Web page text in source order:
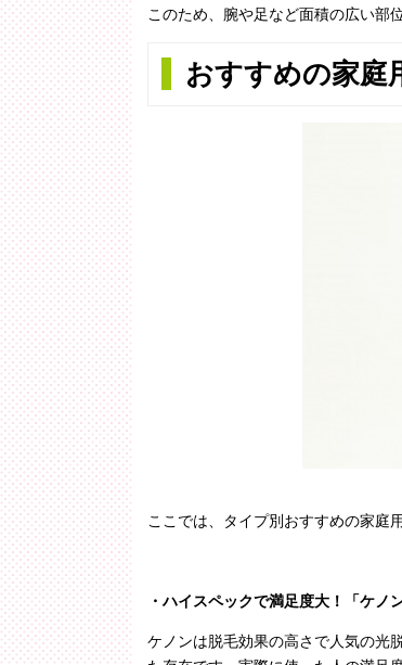
このため、腕や足など面積の広い部
おすすめの家庭
ここでは、タイプ別おすすめの家庭
・ハイスペックで満足度大！「ケノ
ケノンは脱毛効果の高さで人気の光